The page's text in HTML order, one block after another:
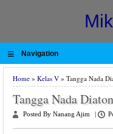
≡ Navigation
Home » Kelas V » Tangga Nada
Tangga Nada
Posted By Nanang Ajim